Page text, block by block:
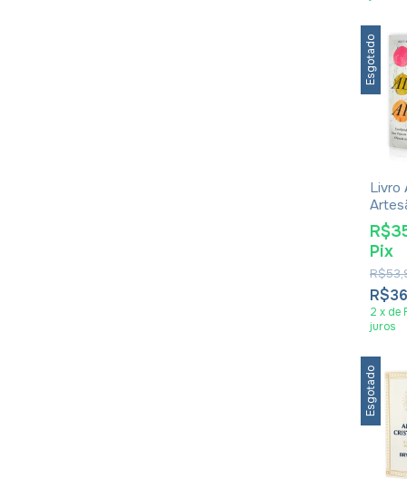
Esgotado
Livro
Pix
2 x de
juros
Esgotado